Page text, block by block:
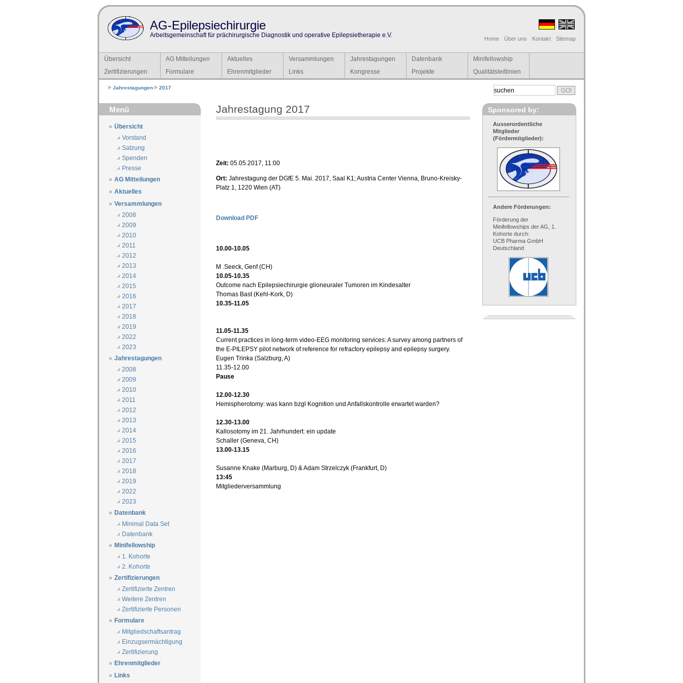
AG-Epilepsiechirurgie
Arbeitsgemeinschaft für prächirurgische Diagnostik und operative Epilepsietherapie e.V. Home Über uns Kontakt Sitemap
Übersicht AG Mitteilungen Aktuelles Versammlungen Jahrestagungen Datenbank
Minifellowship
Zertifizierungen
Formulare Ehrenmitglieder Links Kongresse Projekte Qualitätsleitlinien
Jahrestagungen 2017
Menü
Übersicht
Vorstand
Satzung
Spenden
Presse
AG Mitteilungen
Aktuelles
Versammlungen
2008
2009
2010
2011
2012
2013
2014
2015
2016
2017
2018
2019
2022
2023
Jahrestagungen
2008
2009
2010
2011
2012
2013
2014
2015
2016
2017
2018
2019
2022
2023
Datenbank
Minimal Data Set
Datenbank
Minifellowship
1. Kohorte
2. Kohorte
Zertifizierungen
Zertifizierte Zentren
Weitere Zentren
Zertifizierte Personen
Formulare
Mitgliedschaftsantrag
Einzugsermächtigung
Zertifizierung
Ehrenmitglieder
Links
Jahrestagung 2017
Zeit: 05.05.2017, 11:00
Ort: Jahrestagung der DGfE 5. Mai. 2017, Saal K1; Austria Center Vienna, Bruno-Kreisky-
Platz 1, 1220 Wien (AT)
Download PDF
10.00-10.05
M .Seeck, Genf (CH)
10.05-10.35
Outcome nach Epilepsiechirurgie glioneuraler Tumoren im Kindesalter
Thomas Bast (Kehl-Kork, D)
10.35-11.05
11.05-11.35
Current practices in long-term video-EEG monitoring services: A survey among partners of
the E-PILEPSY pilot network of reference for refractory epilepsy and epilepsy surgery.
Eugen Trinka (Salzburg, A)
11.35-12.00
Pause
12.00-12.30
Hemispherotomy: was kann bzgl Kognition und Anfallskontrolle erwartet warden?
12.30-13.00
Kallosotomy im 21. Jahrhundert: ein update
Schaller (Geneva, CH)
13.00-13.15
Susanne Knake (Marburg, D) & Adam Strzelczyk (Frankfurt, D)
13:45
Mitgliederversammlung
Sponsored by:
Ausserordentliche
Mitglieder
(Fördermitglieder):
Andere Förderungen:
Förderung der
Minifellowships der AG, 1.
Kohorte durch:
UCB Pharma GmbH
Deutschland